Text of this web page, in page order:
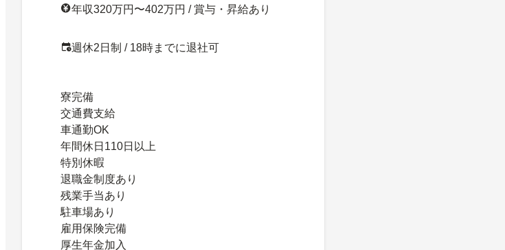
年収320万円〜402万円 / 賞与・昇給あり
週休2日制 / 18時までに退社可
寮完備
交通費支給
車通勤OK
年間休日110日以上
特別休暇
退職金制度あり
残業手当あり
駐車場あり
雇用保険完備
厚生年金加入